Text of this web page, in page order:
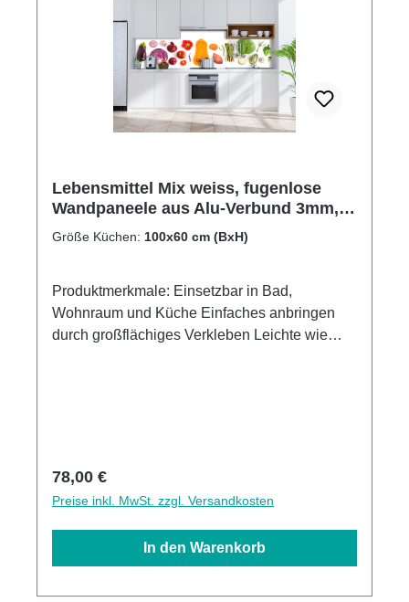
Lebensmittel Mix weiss, fugenlose
Wandpaneele aus Alu-Verbund 3mm,
Küchenrückwand
Größe Küchen: 100x60 cm (BxH)
Produktmerkmale: Einsetzbar in Bad,
Wohnraum und Küche Einfaches anbringen
durch großflächiges Verkleben Leichte wie
Regulärer Preis:
78,00 €
Preise inkl. MwSt. zzgl. Versandkosten
In den Warenkorb